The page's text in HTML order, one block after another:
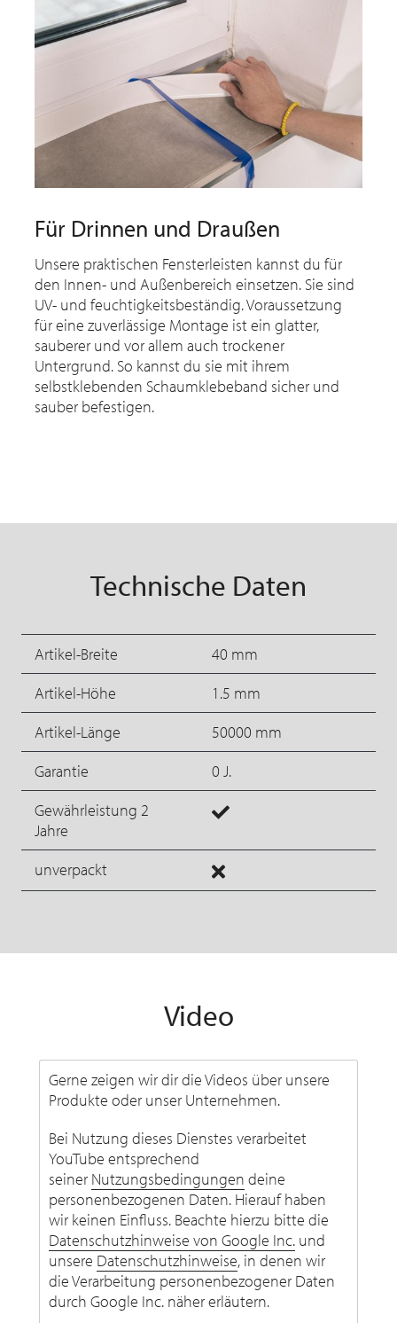
Für Drinnen und Draußen
Unsere praktischen Fensterleisten kannst du für
den Innen- und Außenbereich einsetzen. Sie sind
UV- und feuchtigkeitsbeständig. Voraussetzung
für eine zuverlässige Montage ist ein glatter,
sauberer und vor allem auch trockener
Untergrund. So kannst du sie mit ihrem
selbstklebenden Schaumklebeband sicher und
sauber befestigen.
Technische Daten
Artikel-Breite
40 mm
Artikel-Höhe
1.5 mm
Artikel-Länge
50000 mm
Garantie
0 J.
Gewährleistung 2
Jahre
unverpackt
Video
Gerne zeigen wir dir die Videos über unsere
Produkte oder unser Unternehmen.
Bei Nutzung dieses Dienstes verarbeitet
YouTube entsprechend
seiner Nutzungsbedingungen deine
personenbezogenen Daten. Hierauf haben
wir keinen Einfluss. Beachte hierzu bitte die
Datenschutzhinweise von Google Inc. und
unsere Datenschutzhinweise, in denen wir
die Verarbeitung personenbezogener Daten
durch Google Inc. näher erläutern.